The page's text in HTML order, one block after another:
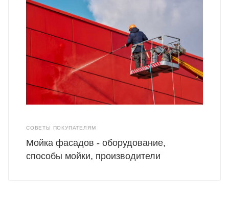
СОВЕТЫ ПОКУПАТЕЛЯМ
Мойка фасадов - оборудование,
способы мойки, производители